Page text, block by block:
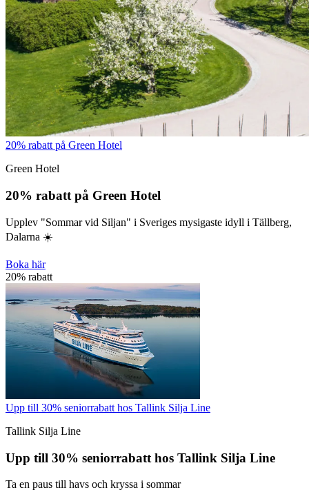
20% rabatt på Green Hotel
Green Hotel
20% rabatt på Green Hotel
Upplev "Sommar vid Siljan" i Sveriges mysigaste idyll i Tällberg,
Dalarna ☀️
Boka här
20% rabatt
Upp till 30% seniorrabatt hos Tallink Silja Line
Tallink Silja Line
Upp till 30% seniorrabatt hos Tallink Silja Line
Ta en paus till havs och kryssa i sommar